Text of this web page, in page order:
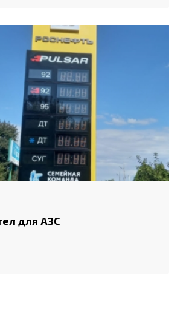
для АЗС